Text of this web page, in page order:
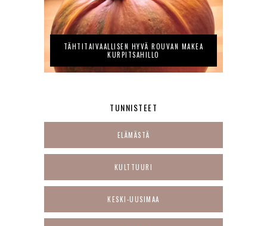
TÄHTITAIVAALLISEN HYVÄ ROUVAN MAKEA
KURPITSAHILLO
TUNNISTEET
ELÄMÄSTÄ
KULTTUURI
KESKI-UUSIMAA